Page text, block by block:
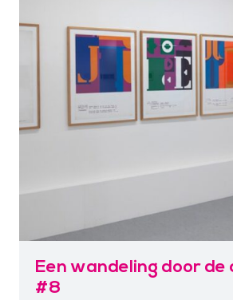
Een wandeling door de
#8